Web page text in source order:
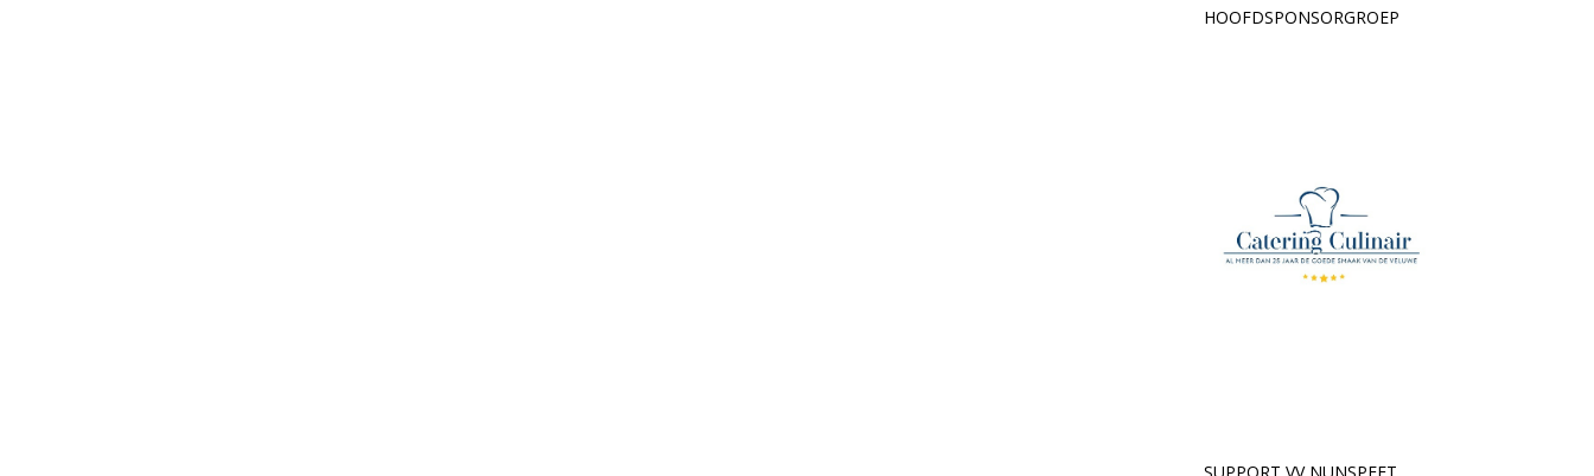
HOOFDSPONSORGROEP
SUPPORT VV NUNSPEET